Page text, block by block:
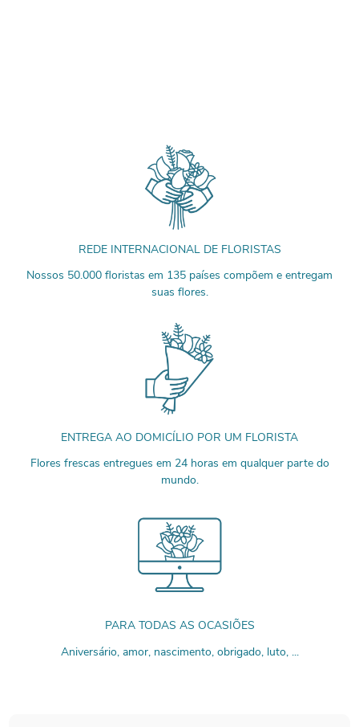
REDE INTERNACIONAL DE FLORISTAS
Nossos 50.000 floristas em 135 países compõem e entregam
suas flores.
ENTREGA AO DOMICÍLIO POR UM FLORISTA
Flores frescas entregues em 24 horas em qualquer parte do
mundo.
PARA TODAS AS OCASIÕES
Aniversário, amor, nascimento, obrigado, luto, ...